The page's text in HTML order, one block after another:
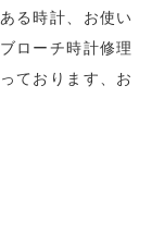
る時計、お使い
ローチ時計修理
ております、お